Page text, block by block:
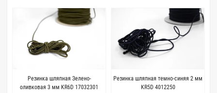
Резинка шляпная Зелено-
оливковая 3 мм KR6D 17032301
Резинка шляпная темно-синяя 2 мм
KR5D 4012250